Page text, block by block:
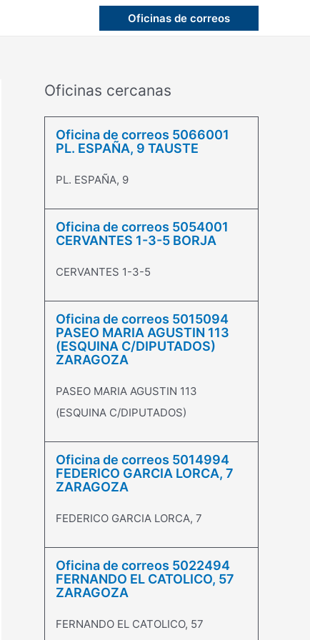
Oficinas de correos
Oficinas cercanas
Oficina de correos 5066001
PL. ESPAÑA, 9 TAUSTE
PL. ESPAÑA, 9
Oficina de correos 5054001
CERVANTES 1-3-5 BORJA
CERVANTES 1-3-5
Oficina de correos 5015094
PASEO MARIA AGUSTIN 113
(ESQUINA C/DIPUTADOS)
ZARAGOZA
PASEO MARIA AGUSTIN 113
(ESQUINA C/DIPUTADOS)
Oficina de correos 5014994
FEDERICO GARCIA LORCA, 7
ZARAGOZA
FEDERICO GARCIA LORCA, 7
Oficina de correos 5022494
FERNANDO EL CATOLICO, 57
ZARAGOZA
FERNANDO EL CATOLICO, 57